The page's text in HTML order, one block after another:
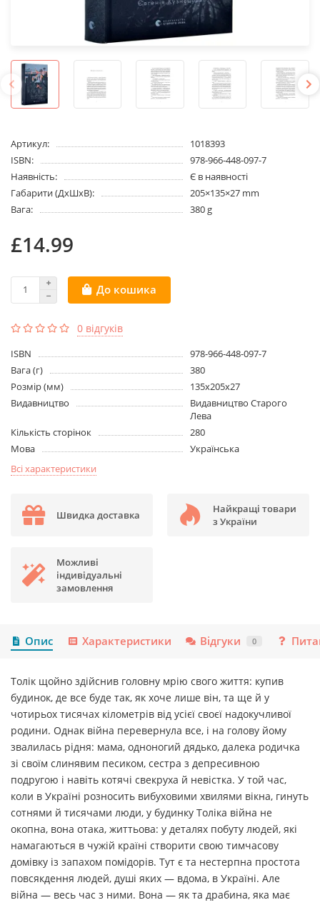
Артикул:
1018393
ISBN:
978-966-448-097-7
Наявність:
Є в наявності
Габарити (ДхШхВ):
205×135×27 mm
Вага:
380 g
£14.99
До кошика
0 відгуків
ISBN
978-966-448-097-7
Вага (г)
380
Розмір (мм)
135х205х27
Видавництво
Видавництво Старого
Лева
Кількість сторінок
280
Мова
Українська
Всі характеристики
Швидка доставка
Найкращі товари
з України
Можливі
індивідуальні
замовлення
Опис Характеристики Відгуки 0
Толік щойно здійснив головну мрію свого життя: купив
будинок, де все буде так, як хоче лише він, та ще й у
чотирьох тисячах кілометрів від усієї своєї надокучливої
родини. Однак війна перевернула все, і на голову йому
звалилась рідня: мама, одноногий дядько, далека родичка
зі своїм слинявим песиком, сестра з депресивною
подругою і навіть котячі свекруха й невістка. У той час,
коли в Україні розносить вибуховими хвилями вікна, гинуть
сотнями й тисячами люди, у будинку Толіка війна не
окопна, вона отака, життьова: у деталях побуту людей, які
намагаються в чужій країні створити свою тимчасову
домівку із запахом помідорів. Тут є та нестерпна простота
повсякдення людей, душі яких — вдома, в Україні. Але
війна — весь час з ними. Вона — як та драбина, яка має